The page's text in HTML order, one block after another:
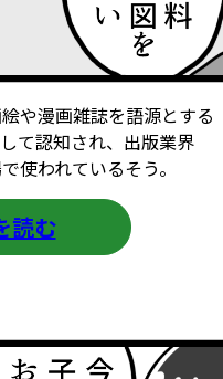
や漫画雑誌を語源とする
て認知され、出版業界
使われているそう。
読む